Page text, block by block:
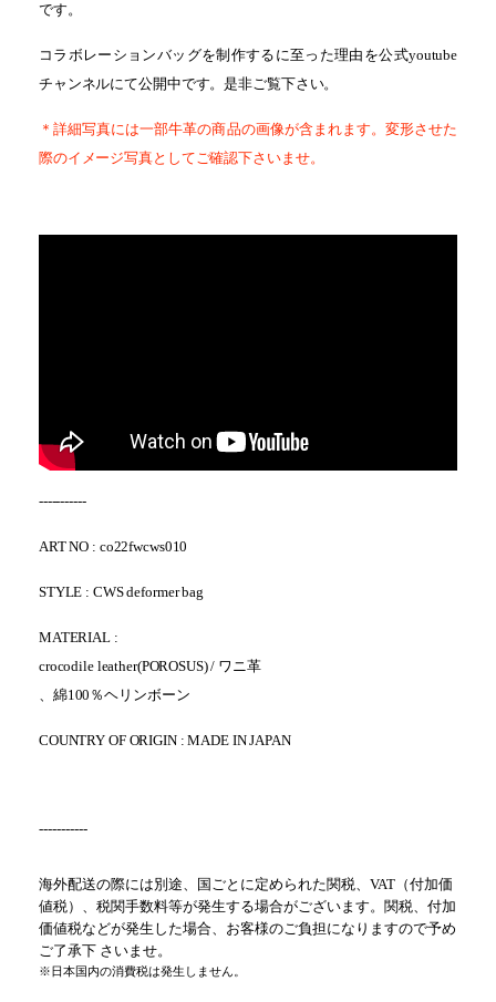
です。
コラボレーションバッグを制作するに至った理由を公式youtube
チャンネルにて公開中です。是非ご覧下さい。
＊詳細写真には一部牛革の商品の画像が含まれます。変形させた
際のイメージ写真としてご確認下さいませ。
-----------
ART NO : co22fwcws010
STYLE : CWS deformer bag
MATERIAL :
crocodile leather(POROSUS) / ワニ革
、綿100％ヘリンボーン
COUNTRY OF ORIGIN : MADE IN JAPAN
-----------
海外配送の際には別途、国ごとに定められた関税、VAT（付加価
値税）、税関手数料等が発生する場合がございます。関税、付加
価値税などが発生した場合、お客様のご負担になりますので予め
ご了承下 さいませ。
※日本国内の消費税は発生しません。